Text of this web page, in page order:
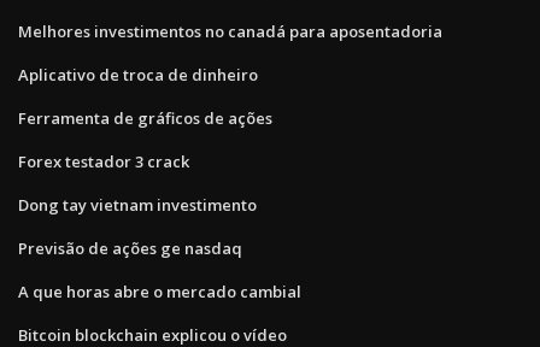
Melhores investimentos no canadá para aposentadoria
Aplicativo de troca de dinheiro
Ferramenta de gráficos de ações
Forex testador 3 crack
Dong tay vietnam investimento
Previsão de ações ge nasdaq
A que horas abre o mercado cambial
Bitcoin blockchain explicou o vídeo